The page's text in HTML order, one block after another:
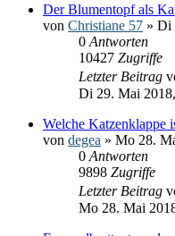
Der Blumentopf als
von Christiane 57 » Di
0 Antworten
10427 Zugriffe
Letzter Beitrag
Di 29. Mai
Welche Katzenklappe
von degea » Mo 28.
0 Antworten
9898 Zugriffe
Letzter Beitrag
Mo 28. Mai